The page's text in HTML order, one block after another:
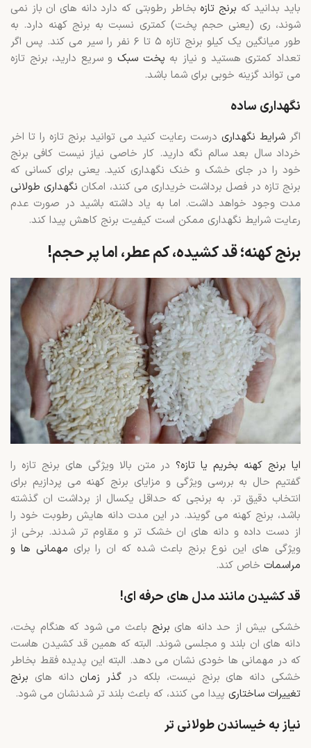
باید بدانید که برنج تازهبخاطر رطوبتی که دارد دانه های ان باز نمی
شوند، ری (یعنی حجم پخت) کمتری نسبت به برنج کهنه دارد. به
طور میانگین یک کیلو برنج تازه ۵ تا ۶ نفر را سیر می کند. پس اگر
تعداد کمتری هستید و نیاز به پخت سبک و سریع دارید، برنج تازه
می تواند گزینه خوبی برای شما باشد.
نگهداری ساده
اگر شرایط نگهداریدرست رعایت کنید می توانید برنج تازه را تا اخر
خرداد سال بعد سالم نگه دارید. کار خاصی نیاز نیست کافی برنج
خود را در جای خشک و خنک نگهداری کنید. یعنی برای کسانی که
برنج تازه در فصل برداشت خریداری می کنند، امکان نگهداری طولانی
مدت وجود خواهد داشت. اما به یاد داشته باشید در صورت عدم
رعایت شرایط نگهداری ممکن است کیفیت برنج کاهش پیدا کند.
برنج کهنه؛ قد کشیده، کم عطر، اما پر حجم!
ایا برنج کهنه بخریم یا تازه؟در متن بالا ویژگی های برنج تازه را
گفتیم حال به بررسی ویژگی و مزایای برنج کهنه می پردازیم برای
انتخاب دقیق تر. به برنجی که حداقل یکسال از برداشت ان گذشته
باشد، برنج کهنه می گویند. در این مدت دانه هایش رطوبت خود را
از دست داده و دانه های ان خشک تر و مقاوم تر شدند. برخی از
ویژگی های این نوع برنج باعث شده که ان را برای مهمانی ها و
مراسمات خاص کند.
قد کشیدن مانند مدل های حرفه ای!
خشکی بیش از حد دانه های برنج باعث می شود که هنگام پخت،
دانه های ان بلند و مجلسی شوند. البته که همین قد کشیدن هاست
که در مهمانی ها خودی نشان می دهد. البته این پدیده فقط بخاطر
خشکی دانه های برنج نیست، بلکه در گذر زماندانه های برنج
تغییرات ساختاری پیدا می کنند، که باعث بلند تر شدنشان می شود.
نیاز به خیساندن طولانی تر